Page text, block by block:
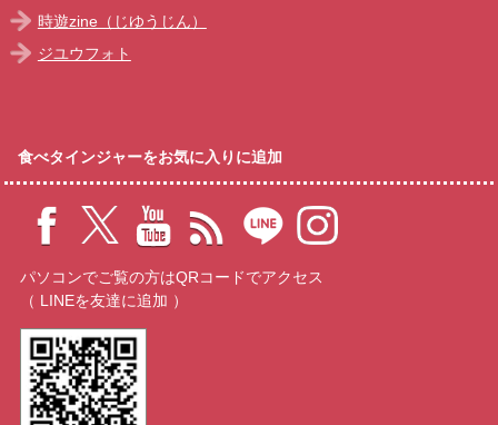
時遊zine（じゆうじん）
ジユウフォト
食べタインジャーをお気に入りに追加
パソコンでご覧の方はQRコードでアクセス
（ LINEを友達に追加 ）